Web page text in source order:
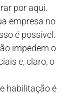
por aqui.
empresa no
é possível.
impedem o
e, claro, o
habilitação é